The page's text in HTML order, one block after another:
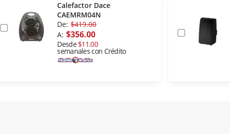
Calefactor Dace
CAEMRM04N
De: $419.00
A: $356.00
Desde$11.00
semanales con Crédito